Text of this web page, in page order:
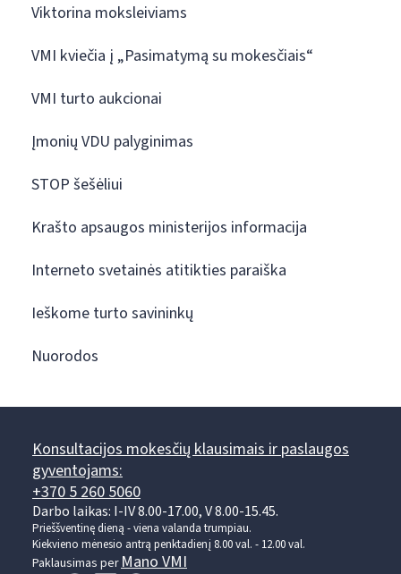
Viktorina moksleiviams
VMI kviečia į „Pasimatymą su mokesčiais“
VMI turto aukcionai
Įmonių VDU palyginimas
STOP šešėliui
Krašto apsaugos ministerijos informacija
Interneto svetainės atitikties paraiška
Ieškome turto savininkų
Nuorodos
Konsultacijos mokesčių klausimais ir paslaugos
gyventojams:
+370 5 260 5060
Darbo laikas: I-IV 8.00-17.00, V 8.00-15.45.
Prieššventinę dieną - viena valanda trumpiau.
Kiekvieno mėnesio antrą penktadienį 8.00 val. - 12.00 val.
Paklausimas per Mano VMI